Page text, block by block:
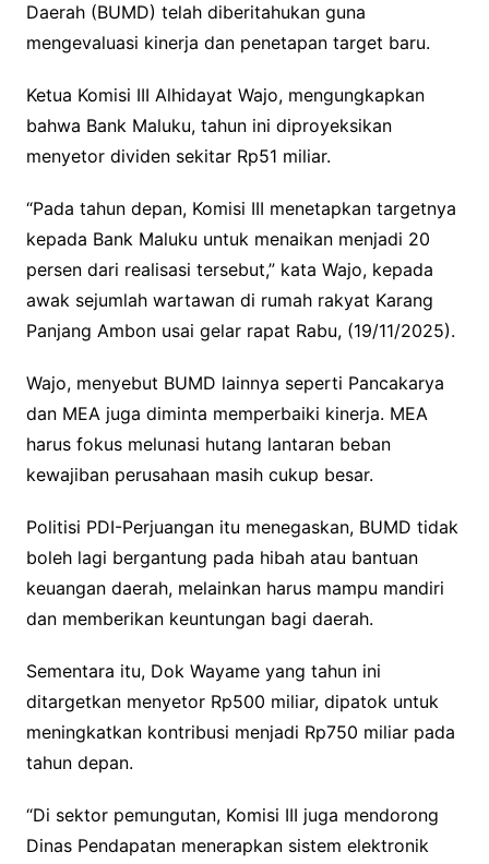
Daerah (BUMD) telah diberitahukan guna
mengevaluasi kinerja dan penetapan target baru.
Ketua Komisi III Alhidayat Wajo, mengungkapkan
bahwa Bank Maluku, tahun ini diproyeksikan
menyetor dividen sekitar Rp51 miliar.
“Pada tahun depan, Komisi III menetapkan targetnya
kepada Bank Maluku untuk menaikan menjadi 20
persen dari realisasi tersebut,” kata Wajo, kepada
awak sejumlah wartawan di rumah rakyat Karang
Panjang Ambon usai gelar rapat Rabu, (19/11/2025).
Wajo, menyebut BUMD lainnya seperti Pancakarya
dan MEA juga diminta memperbaiki kinerja. MEA
harus fokus melunasi hutang lantaran beban
kewajiban perusahaan masih cukup besar.
Politisi PDI-Perjuangan itu menegaskan, BUMD tidak
boleh lagi bergantung pada hibah atau bantuan
keuangan daerah, melainkan harus mampu mandiri
dan memberikan keuntungan bagi daerah.
Sementara itu, Dok Wayame yang tahun ini
ditargetkan menyetor Rp500 miliar, dipatok untuk
meningkatkan kontribusi menjadi Rp750 miliar pada
tahun depan.
“Di sektor pemungutan, Komisi III juga mendorong
Dinas Pendapatan menerapkan sistem elektronik